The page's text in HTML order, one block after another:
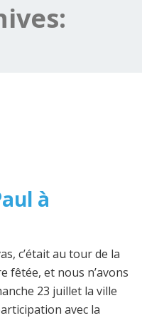
à
c’était au tour de la
fêtée, et nous n’avons
23 juillet la ville
avec la